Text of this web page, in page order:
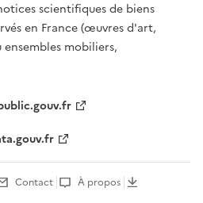
scientifiques de biens
en France (œuvres d'art,
mobiliers,
Contact À propos